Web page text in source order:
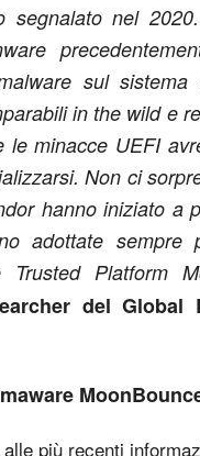
segnalato nel
sul sistema
in the wild e
le minacce UEFI
Non ci
hanno iniziato a
adottate sempre
Platform
del Global
più recenti